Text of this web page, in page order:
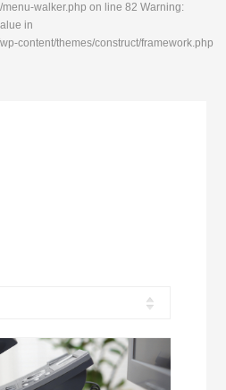
walker.php on line 82 Warning:
in
content/themes/construct/framework.php